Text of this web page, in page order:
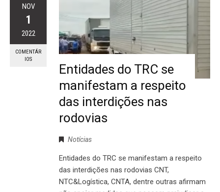
NOV
1
2022
COMENTÁR
IOS
Entidades do TRC se
manifestam a respeito
das interdições nas
rodovias
Notícias
Entidades do TRC se manifestam a respeito
das interdições nas rodovias CNT,
NTC&Logística, CNTA, dentre outras afirmam